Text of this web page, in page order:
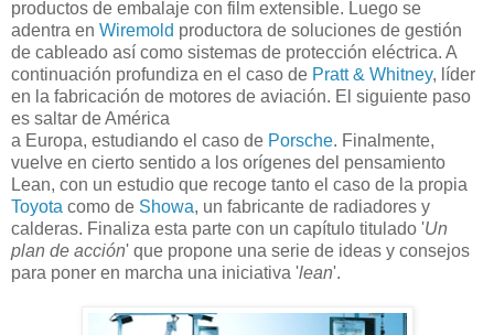
productos de embalaje con film extensible. Luego se
adentra en Wiremold productora de soluciones de gestión
de cableado así como sistemas de protección eléctrica. A
continuación profundiza en el caso de Pratt & Whitney, líder
en la fabricación de motores de aviación. El siguiente paso
es saltar de América
a Europa, estudiando el caso de Porsche. Finalmente,
vuelve en cierto sentido a los orígenes del pensamiento
Lean, con un estudio que recoge tanto el caso de la propia
Toyota como de Showa, un fabricante de radiadores y
calderas. Finaliza esta parte con un capítulo titulado 'Un
plan de acción' que propone una serie de ideas y consejos
para poner en marcha una iniciativa 'lean'.